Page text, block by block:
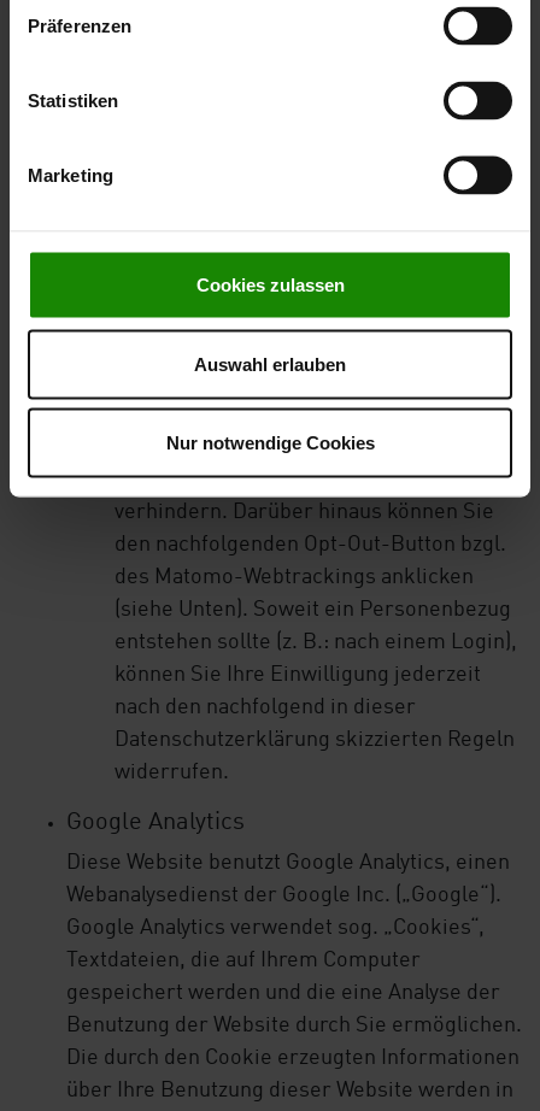
Präferenzen
Statistiken
Marketing
Cookies zulassen
Auswahl erlauben
Nur notwendige Cookies
Wir speichern alle mittels Matomo
unbestimmte Zeit, da diese uns lediglich
Sie können der Erfassung der
vorgenannten Daten sowie deren
www.noscript.netoder
www.ghostery.com, um die Erhebung
sonstiger Website-Analysedaten zu
verhindern. Darüber hinaus können Sie
den nachfolgenden Opt-Out-Button bzgl.
des Matomo-Webtrackings anklicken
(siehe Unten). Soweit ein Personenbezug
entstehen sollte (z. B.: nach einem Login),
können Sie Ihre Einwilligung jederzeit
nach den nachfolgend in dieser
Datenschutzerklärung skizzierten Regeln
widerrufen.
Google Analytics
Diese Website benutzt Google Analytics, einen
Webanalysedienst der Google Inc. („Google“).
Google Analytics verwendet sog. „Cookies“,
Textdateien, die auf Ihrem Computer
gespeichert werden und die eine Analyse der
Benutzung der Website durch Sie ermöglichen.
Die durch den Cookie erzeugten Informationen
über Ihre Benutzung dieser Website werden in